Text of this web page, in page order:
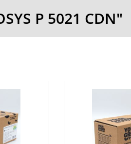
P 5021 CDN"